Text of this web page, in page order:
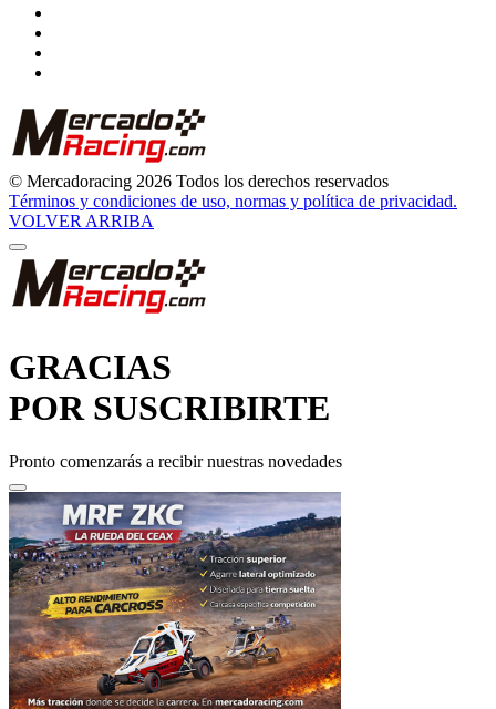
© Mercadoracing 2026 Todos los derechos reservados
Términos y condiciones de uso, normas y política de privacidad.
VOLVER ARRIBA
GRACIAS
POR SUSCRIBIRTE
Pronto comenzarás a recibir nuestras novedades